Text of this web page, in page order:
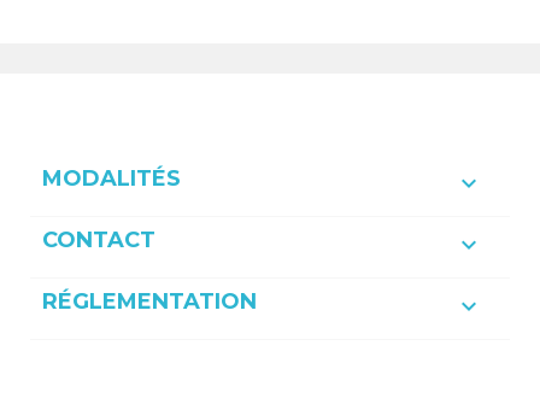
MODALITÉS 
CONTACT 
RÉGLEMENTATION 